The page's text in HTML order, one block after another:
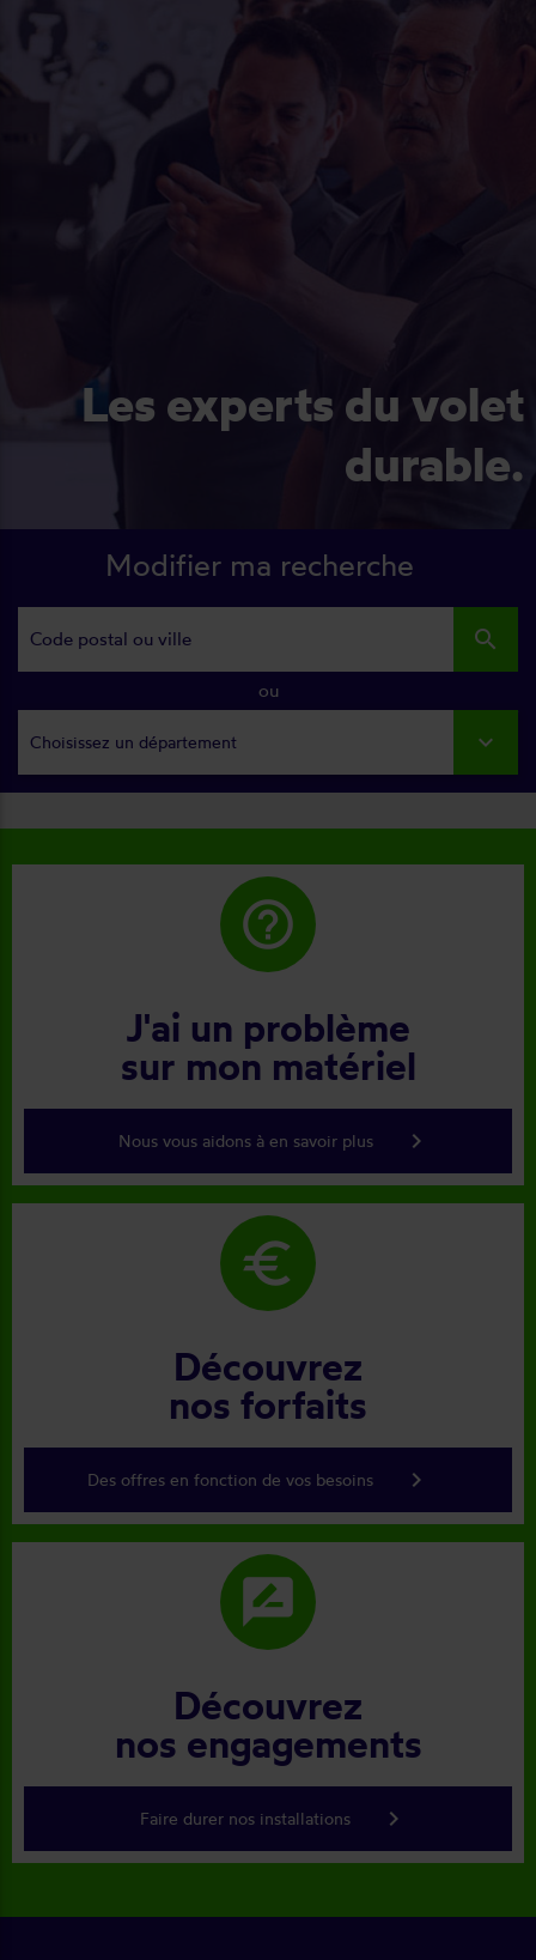
Les experts du volet
durable.
Modifier ma recherche
search
ou
Choisissez un département
help_outline
J'ai un problème
sur mon matériel
Nous vous aidons à en savoir plus keyboard_arrow_right
euro
Découvrez
nos forfaits
Des offres en fonction de vos besoins keyboard_arrow_right
rate_review
Découvrez
nos engagements
Faire durer nos installations keyboard_arrow_right